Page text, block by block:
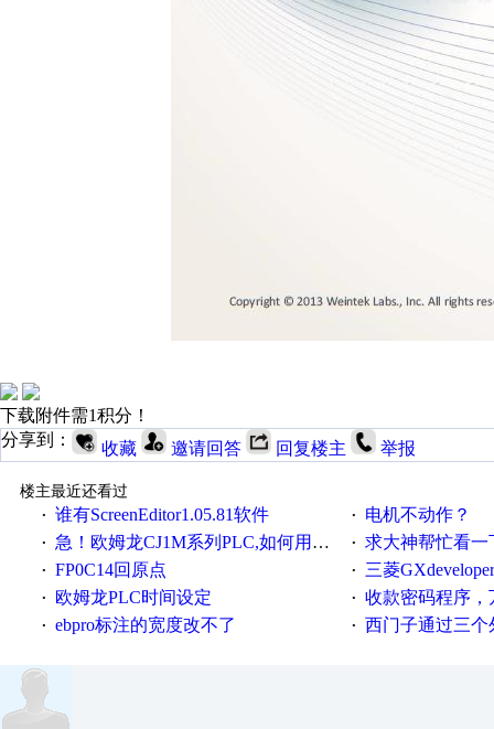
下载附件需1积分！
分享到：
收藏 邀请回答 回复楼主 举报
楼主最近还看过
· 谁有ScreenEditor1.05.81软件 · 电机不动作？
· 急！欧姆龙CJ1M系列PLC,如何用时间控制变频器。要求时间在组态王中可以自由输入！拜托各位大神了！ · 求大神帮忙看一
· FP0C14回原点 · 三菱
· 欧姆龙PLC时间设定 · 收款密码程序
· ebpro标注的宽度改不了 · 西门子通过三个外